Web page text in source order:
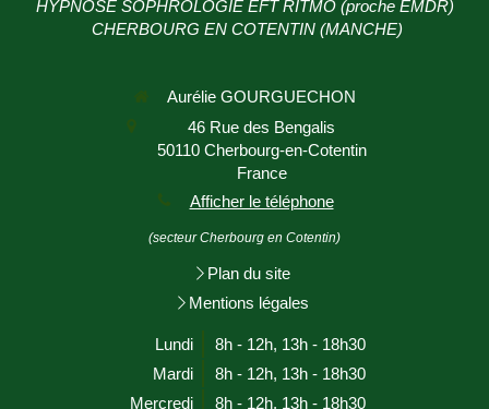
HYPNOSE SOPHROLOGIE EFT RITMO (proche EMDR)
CHERBOURG EN COTENTIN (MANCHE)
Aurélie GOURGUECHON
46 Rue des Bengalis
50110 Cherbourg-en-Cotentin
France
Afficher le téléphone
(secteur Cherbourg en Cotentin)
Plan du site
Mentions légales
Lundi 8h - 12h, 13h - 18h30
Mardi
8h - 12h, 13h - 18h30
Mercredi
8h - 12h, 13h - 18h30